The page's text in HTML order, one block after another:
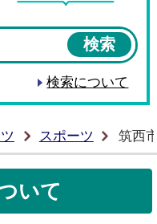
検索について
スポーツ 筑西
いて